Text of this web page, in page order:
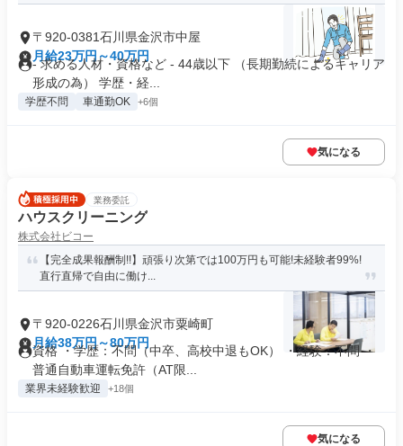
〒920-0381石川県金沢市中屋
月給23万円～40万円
- 求める人材・資格など - 44歳以下 （長期勤続によるキャリア
形成の為） 学歴・経...
学歴不問 車通勤OK +6個
気になる
業務委託
ハウスクリーニング
株式会社ビコー
【完全成果報酬制!!】頑張り次第では100万円も可能!未経験者99%!
直行直帰で自由に働け...
〒920-0226石川県金沢市粟崎町
月給38万円～80万円
資格 ・学歴：不問（中卒、高校中退もOK） ・経験：不問 ・
普通自動車運転免許（AT限...
業界未経験歓迎 +18個
気になる